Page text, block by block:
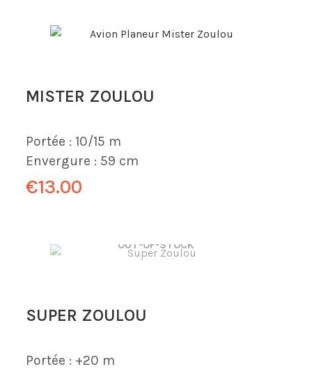
MISTER ZOULOU
Portée : 10/15 m
Envergure : 59 cm
€13.00
OUT-OF-STOCK
SUPER ZOULOU
Portée : +20 m